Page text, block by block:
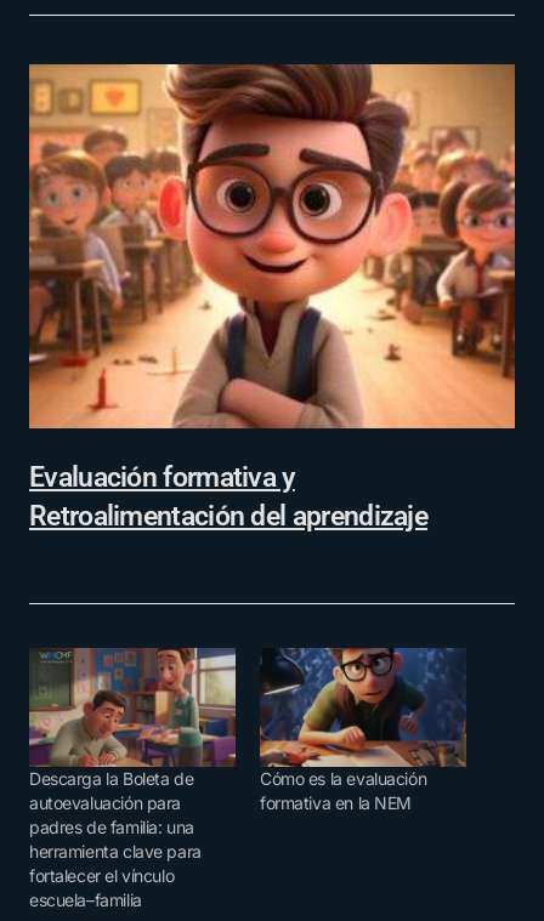
Evaluación formativa y
Retroalimentación del aprendizaje
Descarga la Boleta de
autoevaluación para
padres de familia: una
herramienta clave para
fortalecer el vínculo
escuela–familia
Cómo es la evaluación
formativa en la NEM